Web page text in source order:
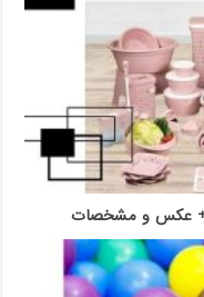
+ عکس و مشخصات